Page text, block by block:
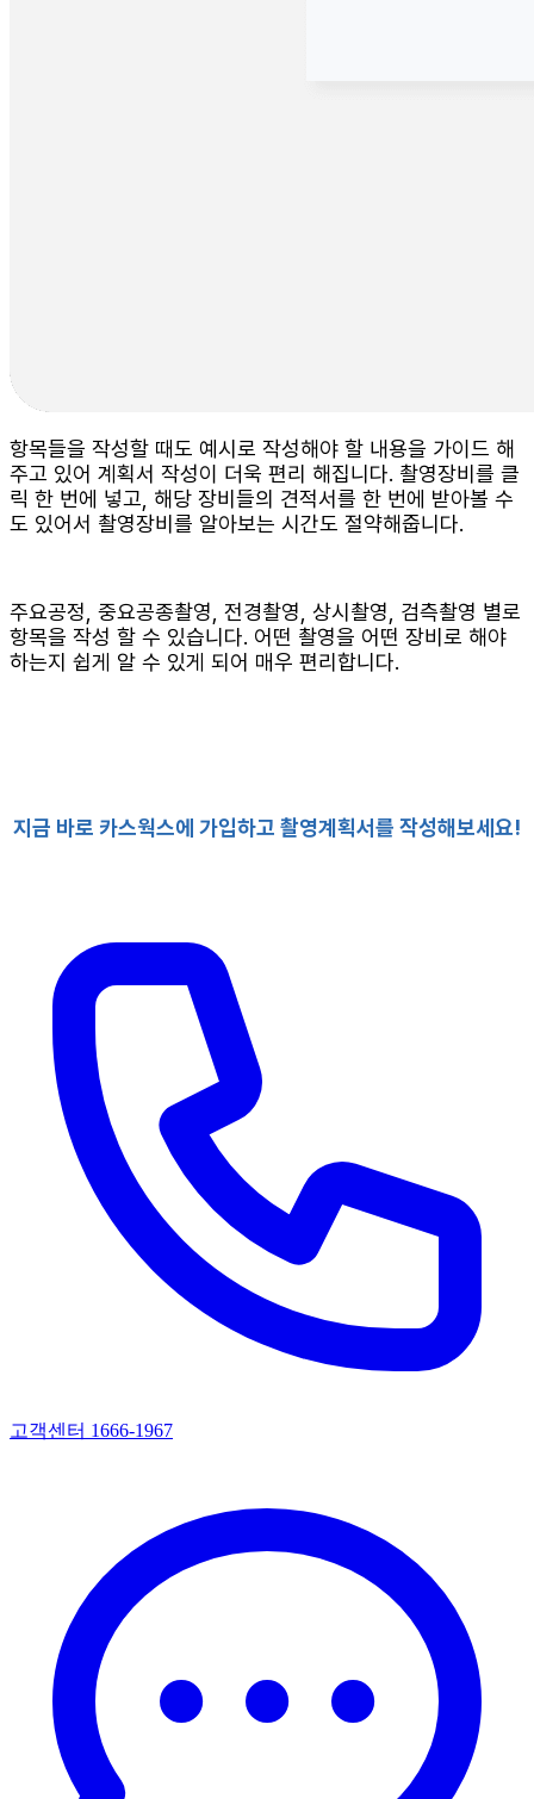
항목들을 작성할 때도 예시로 작성해야 할 내용을 가이드 해
주고 있어 계획서 작성이 더욱 편리 해집니다. 촬영장비를 클
릭 한 번에 넣고, 해당 장비들의 견적서를 한 번에 받아볼 수
도 있어서 촬영장비를 알아보는 시간도 절약해줍니다.
주요공정, 중요공종촬영, 전경촬영, 상시촬영, 검측촬영 별로
항목을 작성 할 수 있습니다. 어떤 촬영을 어떤 장비로 해야
하는지 쉽게 알 수 있게 되어 매우 편리합니다.
지금 바로 카스웍스에 가입하고 촬영계획서를 작성해보세요!
고객센터 1666-1967